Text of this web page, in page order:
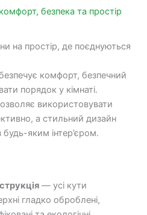
безпека та простір
на простір, де поєднуються
комфорт, безпечний
порядок у кімнаті.
використовувати
а стильний дизайн
яким інтер’єром.
— усі кути
гладко оброблені,